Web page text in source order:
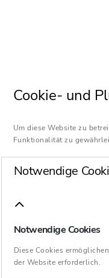
Cookie- und
Um diese Website zu
Funktionalität zu
Notwendige
Notwendige Cookies
Diese Cookies
der Website erforderlich.